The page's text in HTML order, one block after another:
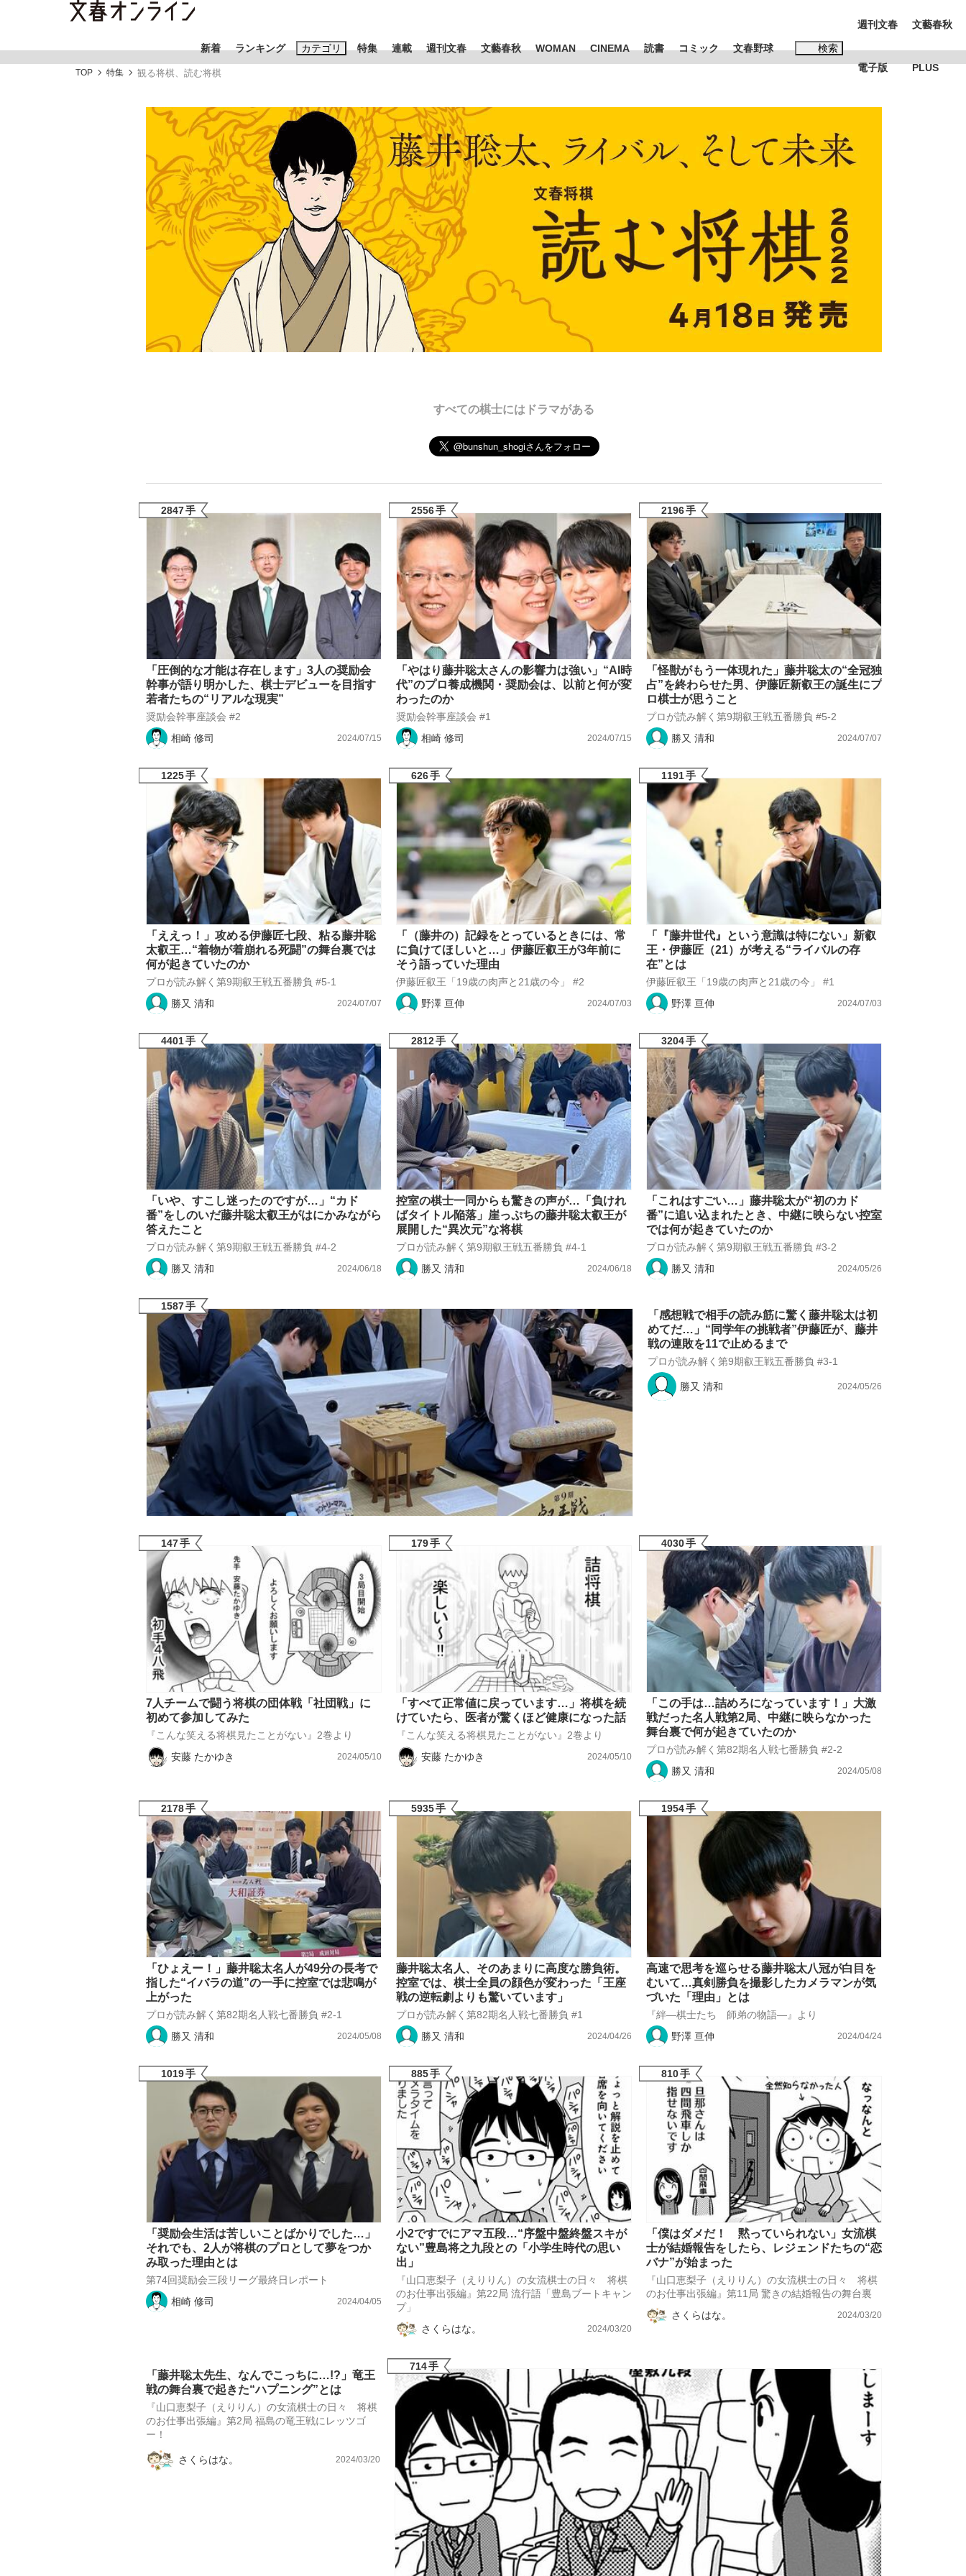
新着 ランキング カテゴリ
「90%は失敗する。でも…」本田圭佑が初めて明かした日本代表監督に... 「最悪の空気のまま解散」WBC日本代表“敗戦”の真実 選手が明かす...
「敗因分析は一切聞かれなかった」侍ジャパン選手が証言した“NPB聞... 「クマが悪者扱いされているのが悲しい」『北の国から』倉本聰氏（91...
「目標達成できなかったからと言って…」サッカー日本代表・森保一監督...
もっと見る
特集
観る将棋、読む将棋
the Style
もっと見る
連載 週刊文春 文藝春秋 WOMAN CINEMA 読書 コミック 文春野球 検索
おすすめのキーワードタグ一覧
#藤田晋 #三山凌輝 #高市早苗 #後藤真希
#玉木雄一郎
#亀和田武
週刊文春
電子版
文藝春秋
PLUS
TOP 特集 観る将棋、読む将棋
すべての棋士にはドラマがある
2847手
「圧倒的な才能は存在します」3人の奨励会
幹事が語り明かした、棋士デビューを目指す
若者たちの“リアルな現実”
奨励会幹事座談会 #2
相崎 修司
2024/07/15
2556手
「やはり藤井聡太さんの影響力は強い」“AI時
代”のプロ養成機関・奨励会は、以前と何が変
わったのか
奨励会幹事座談会 #1
相崎 修司
2024/07/15
2196手
「怪獣がもう一体現れた」藤井聡太の“全冠独
占”を終わらせた男、伊藤匠新叡王の誕生にプ
ロ棋士が思うこと
プロが読み解く第9期叡王戦五番勝負 #5-2
勝又 清和
2024/07/07
1225手
「ええっ！」攻める伊藤匠七段、粘る藤井聡
太叡王…“着物が着崩れる死闘”の舞台裏では
何が起きていたのか
プロが読み解く第9期叡王戦五番勝負 #5-1
勝又 清和
2024/07/07
626手
「（藤井の）記録をとっているときには、常
に負けてほしいと…」伊藤匠叡王が3年前に
そう語っていた理由
伊藤匠叡王「19歳の肉声と21歳の今」 #2
野澤 亘伸
2024/07/03
1191手
「『藤井世代』という意識は特にない」新叡
王・伊藤匠（21）が考える“ライバルの存
在”とは
伊藤匠叡王「19歳の肉声と21歳の今」 #1
野澤 亘伸
2024/07/03
4401手
「いや、すこし迷ったのですが…」“カド
番”をしのいだ藤井聡太叡王がはにかみながら
答えたこと
プロが読み解く第9期叡王戦五番勝負 #4-2
勝又 清和
2024/06/18
2812手
控室の棋士一同からも驚きの声が…「負けれ
ばタイトル陥落」崖っぷちの藤井聡太叡王が
展開した“異次元”な将棋
プロが読み解く第9期叡王戦五番勝負 #4-1
勝又 清和
2024/06/18
3204手
「これはすごい…」藤井聡太が“初のカド
番”に追い込まれたとき、中継に映らない控室
では何が起きていたのか
プロが読み解く第9期叡王戦五番勝負 #3-2
勝又 清和
2024/05/26
1587手
「感想戦で相手の読み筋に驚く藤井聡太は初
めてだ…」“同学年の挑戦者”伊藤匠が、藤井
戦の連敗を11で止めるまで
プロが読み解く第9期叡王戦五番勝負 #3-1
勝又 清和 2024/05/26
147手
7人チームで闘う将棋の団体戦「社団戦」に
初めて参加してみた
『こんな笑える将棋見たことがない』2巻より
安藤 たかゆき
2024/05/10
179手
「すべて正常値に戻っています…」将棋を続
けていたら、医者が驚くほど健康になった話
『こんな笑える将棋見たことがない』2巻より
安藤 たかゆき
2024/05/10
4030手
「この手は…詰めろになっています！」大激
戦だった名人戦第2局、中継に映らなかった
舞台裏で何が起きていたのか
プロが読み解く第82期名人戦七番勝負 #2-2
勝又 清和
2024/05/08
2178手
「ひょえー！」藤井聡太名人が49分の長考で
指した“イバラの道”の一手に控室では悲鳴が
上がった
プロが読み解く第82期名人戦七番勝負 #2-1
勝又 清和
2024/05/08
5935手
藤井聡太名人、そのあまりに高度な勝負術。
控室では、棋士全員の顔色が変わった「王座
戦の逆転劇よりも驚いています」
プロが読み解く第82期名人戦七番勝負 #1
勝又 清和
2024/04/26
1954手
高速で思考を巡らせる藤井聡太八冠が白目を
むいて…真剣勝負を撮影したカメラマンが気
づいた「理由」とは
『絆―棋士たち 師弟の物語―』より
野澤 亘伸
2024/04/24
1019手
「奨励会生活は苦しいことばかりでした…」
それでも、2人が将棋のプロとして夢をつか
み取った理由とは
第74回奨励会三段リーグ最終日レポート
相崎 修司
2024/04/05
885手
小2ですでにアマ五段…“序盤中盤終盤スキが
ない”豊島将之九段との「小学生時代の思い
出」
『山口恵梨子（えりりん）の女流棋士の日々 将棋
のお仕事出張編』第22局 流行語「豊島ブートキャン
プ」
さくらはな。
2024/03/20
810手
「僕はダメだ！ 黙っていられない」女流棋
士が結婚報告をしたら、レジェンドたちの“恋
バナ”が始まった
『山口恵梨子（えりりん）の女流棋士の日々 将棋
のお仕事出張編』第11局 驚きの結婚報告の舞台裏
さくらはな。
2024/03/20
714手
「藤井聡太先生、なんでこっちに…!?」竜王
戦の舞台裏で起きた“ハプニング”とは
『山口恵梨子（えりりん）の女流棋士の日々 将棋
のお仕事出張編』第2局 福島の竜王戦にレッツゴ
ー！
さくらはな。 2024/03/20